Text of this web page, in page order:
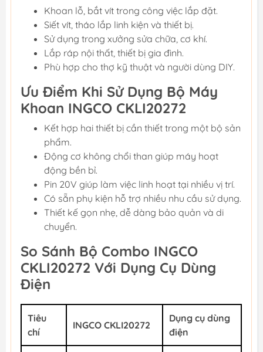
Khoan lỗ, bắt vít trong công việc lắp đặt.
Siết vít, tháo lắp linh kiện và thiết bị.
Sử dụng trong xưởng sửa chữa, cơ khí.
Lắp ráp nội thất, thiết bị gia đình.
Phù hợp cho thợ kỹ thuật và người dùng DIY.
Ưu Điểm Khi Sử Dụng Bộ Máy
Khoan INGCO CKLI20272
Kết hợp hai thiết bị cần thiết trong một bộ sản
phẩm.
Động cơ không chổi than giúp máy hoạt
động bền bỉ.
Pin 20V giúp làm việc linh hoạt tại nhiều vị trí.
Có sẵn phụ kiện hỗ trợ nhiều nhu cầu sử dụng.
Thiết kế gọn nhẹ, dễ dàng bảo quản và di
chuyển.
So Sánh Bộ Combo INGCO
CKLI20272 Với Dụng Cụ Dùng
Điện
Tiêu
chí
INGCO CKLI20272
Dụng cụ dùng
điện